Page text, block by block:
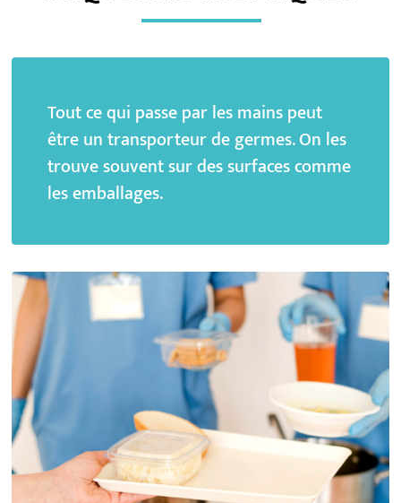
Tout ce qui passe par les mains peut
être un transporteur de germes. On les
trouve souvent sur des surfaces comme
les emballages.